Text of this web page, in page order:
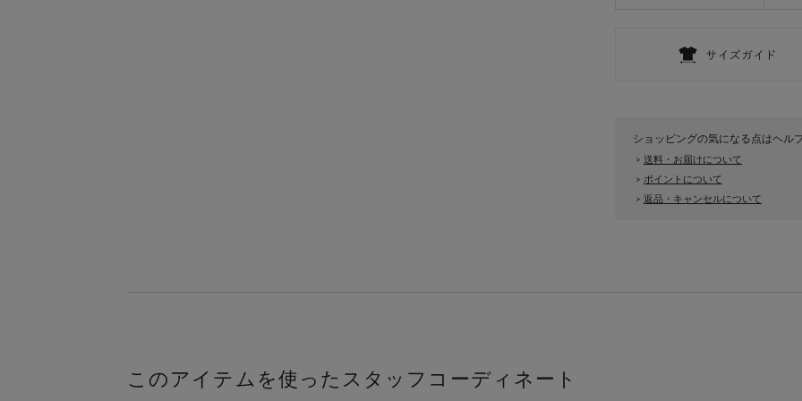
ショッピングの気になる点はヘル
> 送料・お届けについて
> ポイントについて
> 返品・キャンセルについて
このアイテムを使ったスタッフコーディネート